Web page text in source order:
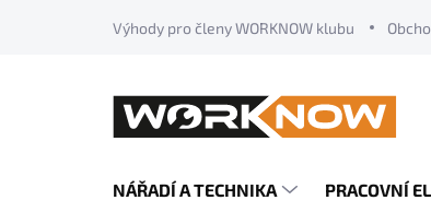
Výhody pro členy WORKNOW klubu
NÁŘADÍ A TECHNIKA PRACOVNÍ